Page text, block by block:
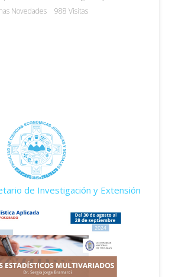
Novedades
988 Visitas
de Investigación y Extensión